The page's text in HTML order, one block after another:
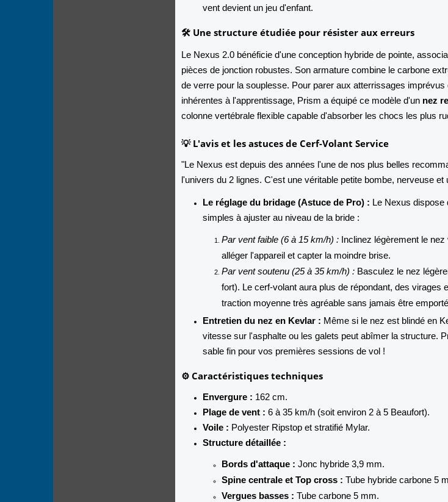
vent devient un jeu d'enfant.
🛠️ Une structure étudiée pour résister aux erreurs
Le Nexus 2.0 bénéficie d'une conception hybride de pointe,
pièces de jonction robustes. Son armature combine le carbone
de verre pour la souplesse. Pour parer aux atterrissages imprévus
inhérentes à l'apprentissage, Prism a équipé ce modèle d'un nez
colonne vertébrale flexible capable d'absorber les chocs les plus
💡 L'avis et les astuces de Cerf-Volant Service
"Le Nexus est depuis des années l'une de nos plus belles
l'univers du 2 lignes. C'est une véritable petite bombe, nerveuse et
Le réglage du bridage (Astuce de Pro) : Le Nexus dispose
simples à ajuster au niveau de la bride :
Par vent faible (6 à 15 km/h) :Inclinez légèrement le nez
alléger l'appareil et capter la moindre brise.
Par vent soutenu (25 à 35 km/h) :Basculez le nez
fort). Le cerf-volant aura plus de répondant, des virages
traction moyenne très agréable sans jamais être
Entretien du nez en Kevlar : Même si le nez est blindé en
vitesse sur l'asphalte ou les galets peut abîmer la structure.
sable fin pour vos premières sessions de vol !
⚙️ Caractéristiques techniques
Envergure : 162 cm.
Plage de vent : 6 à 35 km/h (soit environ 2 à 5 Beaufort).
Voile : Polyester Ripstop et stratifié Mylar.
Structure détaillée :
Bords d'attaque : Jonc hybride 3,9 mm.
Spine centrale et Top cross : Tube hybride carbone 5
Vergues basses : Tube carbone 5 mm.